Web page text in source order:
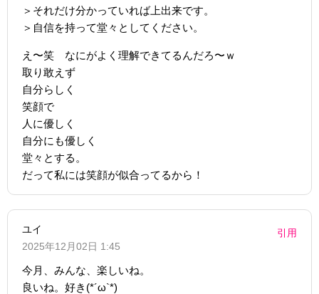
＞それだけ分かっていれば上出来です。
＞自信を持って堂々としてください。
え〜笑 なにがよく理解できてるんだろ〜ｗ
取り敢えず
自分らしく
笑顔で
人に優しく
自分にも優しく
堂々とする。
だって私には笑顔が似合ってるから！
ユイ
2025年12月02日 1:45
引用
今月、みんな、楽しいね。
良いね。好き(*´ω`*)